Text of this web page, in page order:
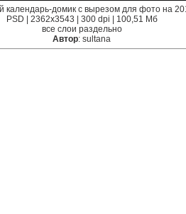
календарь-домик с вырезом для фото на
PSD | 2362x3543 | 300 dpi | 100,51 Мб
все слои раздельно
Автор: sultana